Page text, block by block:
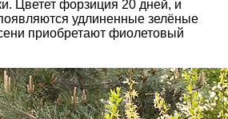
Цветет форзиция 20 дней, и
удлиненные зелёные
приобретают фиолетовый